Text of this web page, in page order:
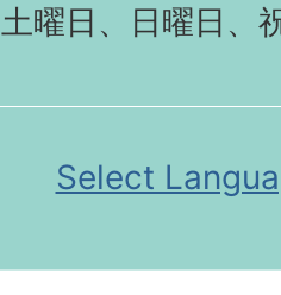
土曜日、日曜日、
Select